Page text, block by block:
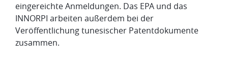
eingereichte Anmeldungen. Das EPA und das
INNORPI arbeiten außerdem bei der
Veröffentlichung tunesischer Patentdokumente
zusammen.